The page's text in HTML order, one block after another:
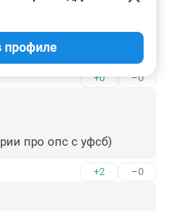
и честный
нет никакого!
+0 –0
профиле
про опс с уфсб)
+2 –0